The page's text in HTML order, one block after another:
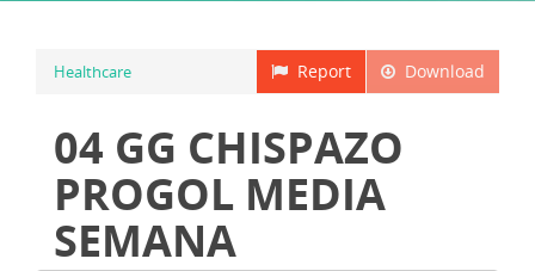
Download
Report
Healthcare
04 GG CHISPAZO
PROGOL MEDIA
SEMANA